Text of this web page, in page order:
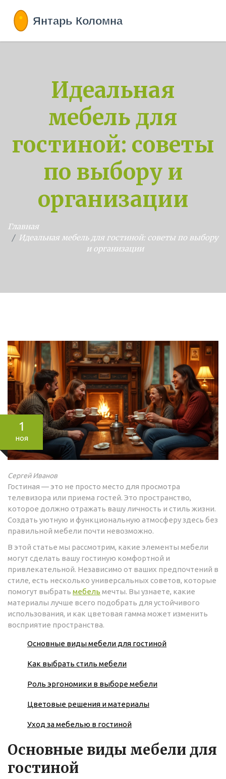
Идеальная
мебель для
гостиной: советы
по выбору и
организации
Главная
Идеальная мебель для гостиной: советы по выбору
и организации
1
ноя
Сергей Иванов
Гостиная — это не просто место для просмотра
телевизора или приема гостей. Это пространство,
которое должно отражать вашу личность и стиль жизни.
Создать уютную и функциональную атмосферу здесь без
правильной мебели почти невозможно.
В этой статье мы рассмотрим, какие элементы мебели
могут сделать вашу гостиную комфортной и
привлекательной. Независимо от ваших предпочтений в
стиле, есть несколько универсальных советов, которые
помогут выбрать мебель мечты. Вы узнаете, какие
материалы лучше всего подобрать для устойчивого
использования, и как цветовая гамма может изменить
восприятие пространства.
Основные виды мебели для гостиной
Как выбрать стиль мебели
Роль эргономики в выборе мебели
Цветовые решения и материалы
Уход за мебелью в гостиной
Основные виды мебели для
гостиной